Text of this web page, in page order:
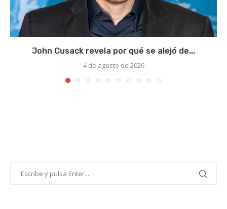
John Cusack revela por qué se alejó de...
4 de agosto de 2026